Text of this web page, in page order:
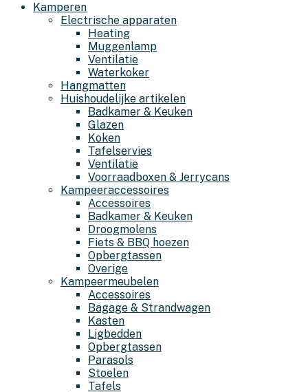
Kamperen
Electrische apparaten
Heating
Muggenlamp
Ventilatie
Waterkoker
Hangmatten
Huishoudelijke artikelen
Badkamer & Keuken
Glazen
Koken
Tafelservies
Ventilatie
Voorraadboxen & Jerrycans
Kampeeraccessoires
Accessoires
Badkamer & Keuken
Droogmolens
Fiets & BBQ hoezen
Opbergtassen
Overige
Kampeermeubelen
Accessoires
Bagage & Strandwagen
Kasten
Ligbedden
Opbergtassen
Parasols
Stoelen
Tafels